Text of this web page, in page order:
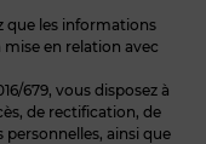
que les informations
mise en relation avec
679, vous disposez à
de rectification, de
ainsi que